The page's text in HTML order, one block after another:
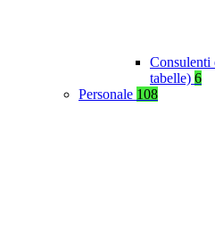
Consulenti
tabelle) 6
Personale 108